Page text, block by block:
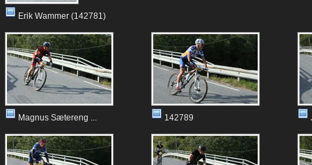
Erik Wammer (142781)
Magnus Sætereng ... 142789